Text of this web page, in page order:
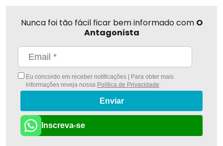
Nunca foi tão fácil ficar bem informado com O
Antagonista
Eu concordo em receber notificações | Para obter mais
informações reveja nossa Política de Privacidade.
Enviar
Inscreva-se